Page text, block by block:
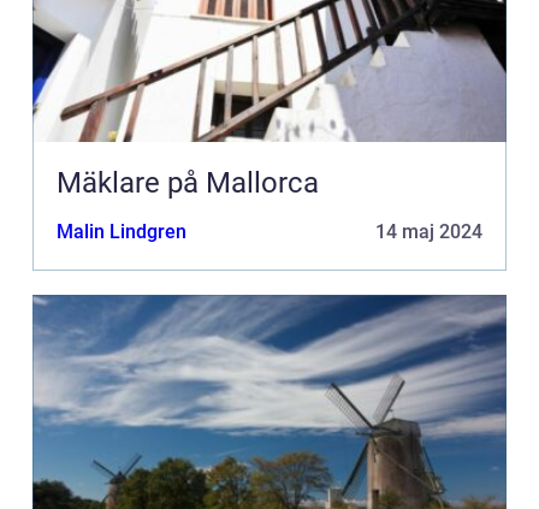
Mäklare på Mallorca
Malin Lindgren 14 maj 2024